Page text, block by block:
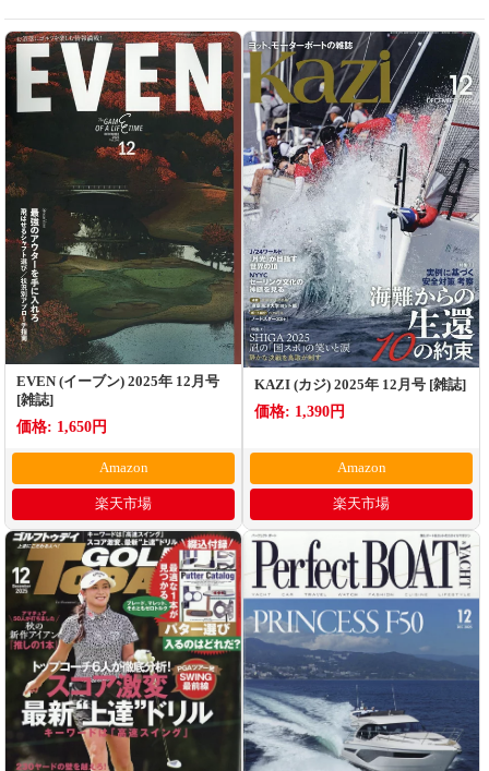
EVEN (イーブン) 2025年 12月号
[雑誌]
価格: 1,650円
Amazon
楽天市場
KAZI (カジ) 2025年 12月号 [雑誌]
価格: 1,390円
Amazon
楽天市場